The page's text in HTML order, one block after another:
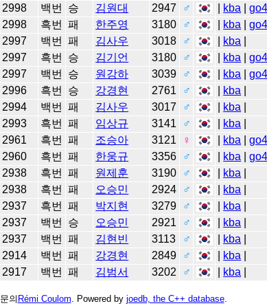
2998 백번 승 김원대 2947 ♂ kba |
2998 흑번 패 한주영 3180 ♂ kba |
2997 백번 패 김사우 3018 ♂ kba
2997 흑번 승 김기언 3180 ♂ kba |
2997 백번 승 원강하 3039 ♂ kba |
2996 흑번 승 강경현 2761 ♂ kba
2994 백번 패 김사우 3017 ♂ kba
2993 흑번 패 임상규 3141 ♂ kba
2961 흑번 패 조승아 3121 ♀ kba |
2960 흑번 패 한웅규 3356 ♂ kba |
2938 흑번 패 원제훈 3190 ♂ kba
2938 흑번 패 오승민 2924 ♂ kba
2937 흑번 패 박지현 3279 ♂ kba
2937 백번 승 오승민 2921 ♂ kba
2937 백번 패 김현빈 3113 ♂ kba
2914 백번 패 강경현 2849 ♂ kba
2917 백번 패 김범서 3202 ♂ kba
문의 Rémi Coulom . Powered by joedb, the C++ database.